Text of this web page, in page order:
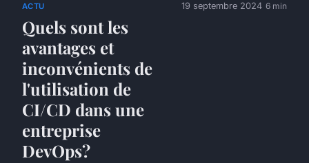
ACTU
Quels sont les
avantages et
inconvénients de
l'utilisation de
CI/CD dans une
entreprise
DevOps?
19 septembre 2024 6 min